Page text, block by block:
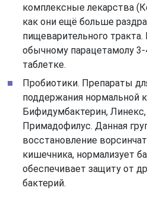
комплексные лекарства
как они ещё больше
пищеварительного
обычному парацетамолу 3-
таблетке.
Пробиотики. Препараты
поддержания нормальной
Бифидумбактерин,
Примадофилус. Данная
восстановление
кишечника, нормализует
обеспечивает защиту от
бактерий.